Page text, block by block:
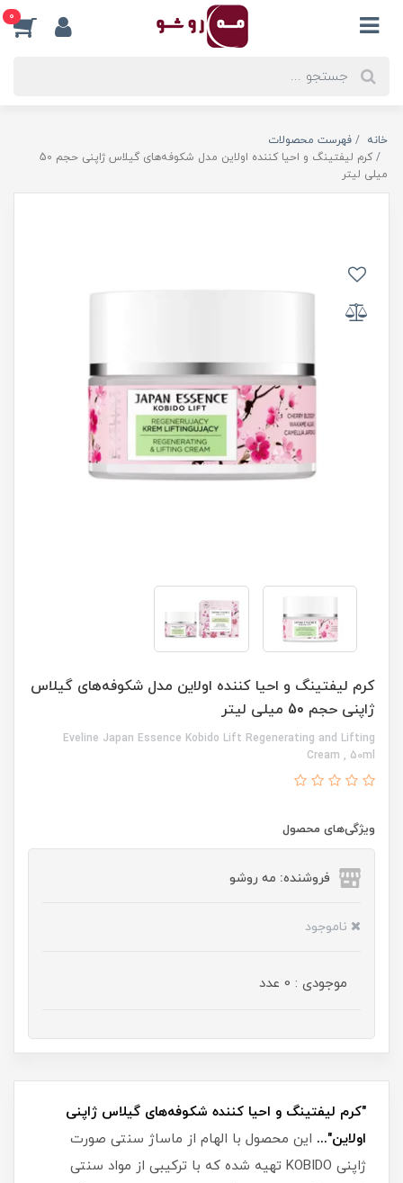
0
خانه
فهرست محصولات
کرم لیفتینگ و احیا کننده اولاین مدل شکوفه‌های گیلاس ژاپنی حجم 50
میلی لیتر
کرم لیفتینگ و احیا کننده اولاین مدل شکوفه‌های گیلاس
ژاپنی حجم 50 میلی لیتر
Eveline Japan Essence Kobido Lift Regenerating and Lifting
Cream , 50ml
ویژگی‌های محصول
فروشنده: مه رو‌شو
ناموجود
موجودی : 0 عدد
"کرم لیفتینگ و احیا کننده شکوفه‌های گیلاس ژاپنی
اولاین"... این محصول با الهام از ماساژ سنتی صورت
ژاپنی KOBIDO تهیه شده که با ترکیبی از مواد سنتی